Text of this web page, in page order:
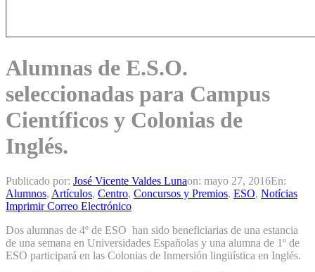
Alumnas de E.S.O.
seleccionadas para Campus
Científicos y Colonias de
Inglés.
Publicado por: José Vicente Valdes Lunaon: mayo 27, 2016En:
Alumnos, Artículos, Centro, Concursos y Premios, ESO, Notícias
Imprimir Correo Electrónico
Dos alumnas de 4º de ESO han sido beneficiarias de una estancia
de una semana en Universidades Españolas y una alumna de 1º de
ESO participará en las Colonias de Inmersión lingüística en Inglés.